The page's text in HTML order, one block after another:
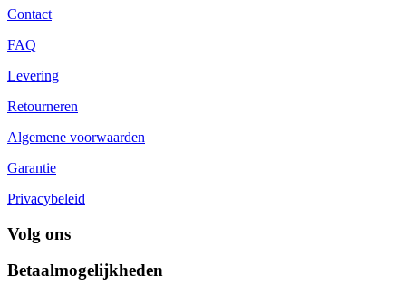
Contact
FAQ
Levering
Retourneren
Algemene voorwaarden
Garantie
Privacybeleid
Volg ons
Betaalmogelijkheden